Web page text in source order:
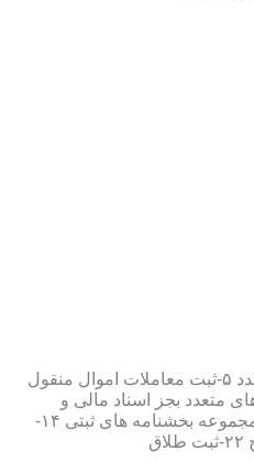
۱-ثبت اسناد مطابق مقررات قانونی ۲-ارائه مواد مصدق از اسناد ثبت شده ۳-تصدیق صحت امضاء،قبول و حفظ اسناد امانتی ۴-ثبت معاملات شرطی و رهنی در قالب های متعدد ۵-ثبت معاملات اموال منقول
های متعدد ۹-ثبت وکالت در قالب های متعدد ۱۰-گواهی امضاء در قالب های متعدد بجز اسناد مالی و
معاملاتی ۱۱-تصدیق کپی اسناد و اوراق مراجعین ۱۲-دریافت قبوض سپرده مستاجرین در قالب بند ۵۲ مجموعه بخشنامه های ثبتی ۱۳-صدور گواهی عدم انجام معامله بند ۸۹ مجموعه بخشنامه های ثبتی ۱۴-